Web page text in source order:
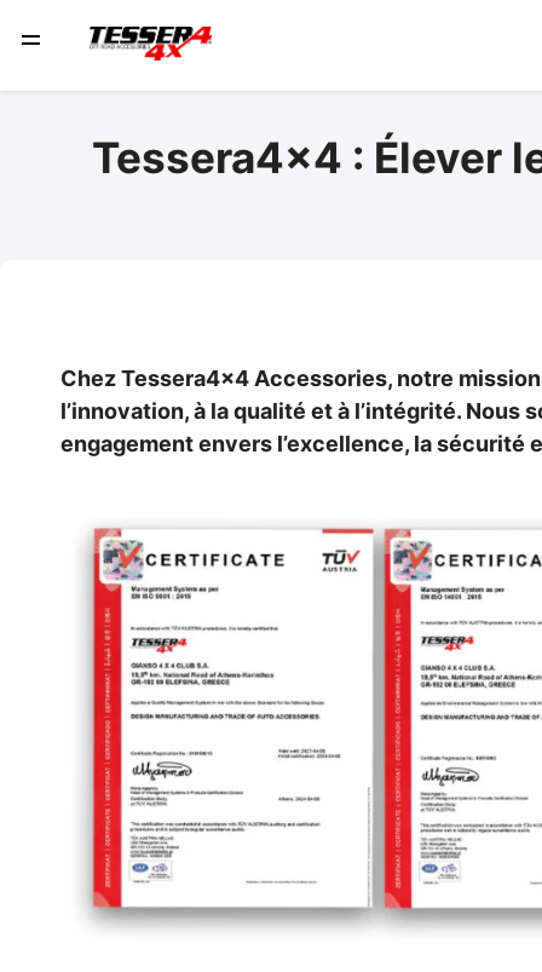
Tessera4x4 : Élever
Chez Tessera4x4 Accessories, notre
l’innovation, à la qualité et à l’intégrité.
engagement envers l’excellence, la